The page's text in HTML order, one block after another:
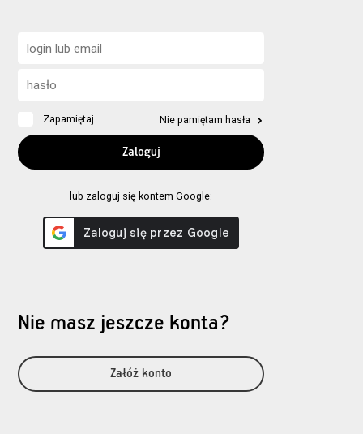
Zapamiętaj Nie pamiętam hasła
lub zaloguj się kontem Google:
Nie masz jeszcze konta?
Załóż konto